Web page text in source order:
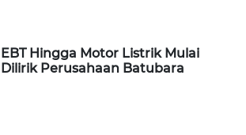
EBT Hingga Motor Listrik Mulai
Dilirik Perusahaan Batubara